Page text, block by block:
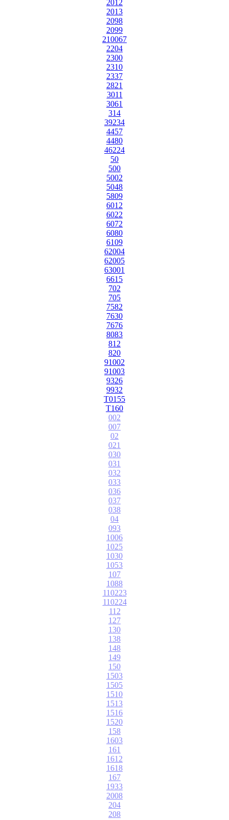
2012
2013
2098
2099
210067
2204
2300
2310
2337
2821
3011
3061
314
39234
4457
4480
46224
50
500
5002
5048
5809
6012
6022
6072
6080
6109
62004
62005
63001
6615
702
705
7582
7630
7676
8083
812
820
91002
91003
9326
9932
T0155
T160
002
007
02
021
030
031
032
033
036
037
038
04
093
1006
1025
1030
1053
107
1088
110223
110224
112
127
130
138
148
149
150
1503
1505
1510
1513
1516
1520
158
1603
161
1612
1618
167
1933
2008
204
208